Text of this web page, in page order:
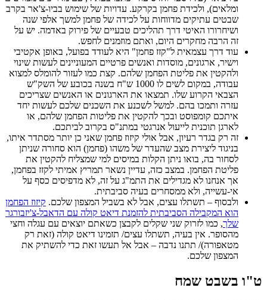
ומלאים), ולכידת פחמן בקרקע. עדויות של שימוש בביו-צ'אר בקרב
שבטים עתיקים מדווחות על לכידה של פחמן למשך אלפי שנה
ושיחרורו האיטי דרך תהליכים טבעיים של פירוק באדמה. יש על
זה הרבה מחקרים היום, ואתם מוזמנים לחפש.
עוד דרך עצמאית ל"קזז פחמן" היא לעודד בפועל, באופן אקטיבי
וישיר, ארגונים, מוסדות ואנשים פרטיים המעוניינים לעשות שינוי
ולהקטין את פליטת הפחמן שלהם. קצת כמו לעזור להומלס למצוא
עבודה, במקום לשים לו 1000 ש"ח בשנה בכובע של השק"ש
הצבאי הקרוע שלו. תמצאו את הארגונים או האנשים שצריכים
עזרה ותמכו בהם. למשל לשכנע את השכנים שלכם לעשות יחד
איתכם קומפוסט ובכך להקטין את פליטות הפחמן שלהם, או
לארגן תוכנית לייעול אנרגטי במתנ"ס בקרוב לביתכם.
זה רק בגדר רעיון, אבל אולי קיזוז פחמן שאני כן יותר מסתדר איתו,
בניגוד ליצירת מצב שהעדר של משהו (פחמן) הוא סחורה שניתן
לסחור בה, בואו ניתן הקלות במיסים למי שמצליח להקטין את
פליטת הפחמן. במצב כזה, עדיין נשאר תמריץ אמיתי לקזז בפחמן,
אך אנחנו לא מגדילים את התמ"ג על זה, לא מדפיסים כסף על
אי-עשייה, ולא ממסחרים בעיה סביבתית.
ולבסוף – תשתלו עצים, אבל לא בשביל המצפון שלכם. קיזוז הפחמן
הוא המקבילה הסביבתית להזמנת דיאט קולה עם הדאבל-צ'יזבורגר
שלך, כמו לזרוק שני שקלים לקבצן כשאתם יוצאים עם עגלה וחצי
מהסופר. אין בעיה, תשתלו עצים/ תזמינו דיאט קולה (זאת רק
מטאפורה)/ תתנו נדבה – אבל אל תעשו זאת כדי להשתיק את
המצפון שלכם.
ט"ו בשבט שמח